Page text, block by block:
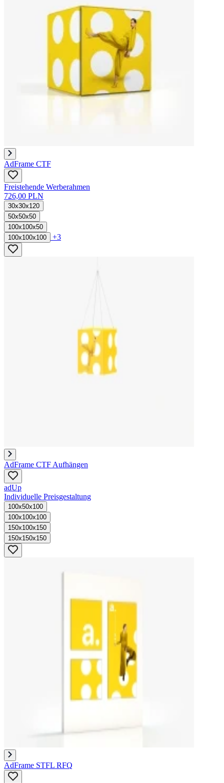
AdFrame CTF
Freistehende Werberahmen
726,00 PLN
30x30x120
50x50x50
100x100x50
100x100x100
+3
AdFrame CTF Aufhängen
adUp
Individuelle Preisgestaltung
100x50x100
100x100x100
150x100x150
150x150x150
AdFrame STFL RFQ